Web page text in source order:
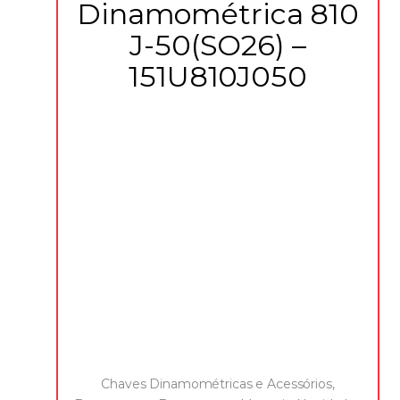
Dinamométrica 810
J-50(SO26) –
151U810J050
Chaves Dinamométricas e Acessórios,